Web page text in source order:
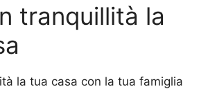
tranquillità la
la tua casa con la tua famiglia